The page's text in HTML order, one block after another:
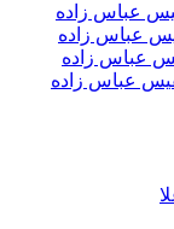
عباس زاده
عباس زاده
عباس زاده
عباس زاده